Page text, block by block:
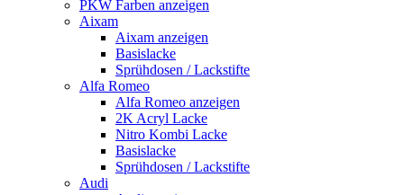
PKW Farben anzeigen
Aixam
Aixam anzeigen
Basislacke
Sprühdosen / Lackstifte
Alfa Romeo
Alfa Romeo anzeigen
2K Acryl Lacke
Nitro Kombi Lacke
Basislacke
Sprühdosen / Lackstifte
Audi